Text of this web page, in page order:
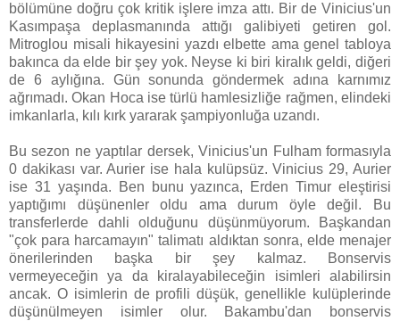
bölümüne doğru çok kritik işlere imza attı. Bir de Vinicius'un
Kasımpaşa deplasmanında attığı galibiyeti getiren gol.
Mitroglou misali hikayesini yazdı elbette ama genel tabloya
bakınca da elde bir şey yok. Neyse ki biri kiralık geldi, diğeri
de 6 aylığına. Gün sonunda göndermek adına karnımız
ağrımadı. Okan Hoca ise türlü hamlesizliğe rağmen, elindeki
imkanlarla, kılı kırk yararak şampiyonluğa uzandı.
Bu sezon ne yaptılar dersek, Vinicius'un Fulham formasıyla
0 dakikası var. Aurier ise hala kulüpsüz. Vinicius 29, Aurier
ise 31 yaşında. Ben bunu yazınca, Erden Timur eleştirisi
yaptığımı düşünenler oldu ama durum öyle değil. Bu
transferlerde dahli olduğunu düşünmüyorum. Başkandan
"çok para harcamayın" talimatı aldıktan sonra, elde menajer
önerilerinden başka bir şey kalmaz. Bonservis
vermeyeceğin ya da kiralayabileceğin isimleri alabilirsin
ancak. O isimlerin de profili düşük, genellikle kulüplerinde
düşünülmeyen isimler olur. Bakambu'dan bonservis